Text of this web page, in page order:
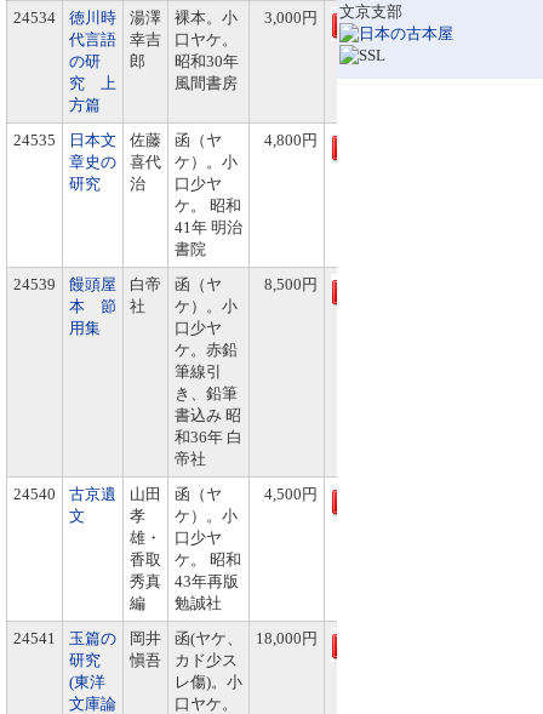
文京支部
24534
徳川時
代言語
の研
究 上
方篇
湯澤
幸吉
郎
裸本。小
口ヤケ。
昭和30年
風間書房
3,000円
24535
日本文
章史の
研究
佐藤
喜代
治
函（ヤ
ケ）。小
口少ヤ
ケ。 昭和
41年 明治
書院
4,800円
24539
饅頭屋
本 節
用集
白帝
社
函（ヤ
ケ）。小
口少ヤ
ケ。赤鉛
筆線引
き、鉛筆
書込み 昭
和36年 白
帝社
8,500円
24540
古京遺
文
山田
孝
雄・
香取
秀真
編
函（ヤ
ケ）。小
口少ヤ
ケ。 昭和
43年再版
勉誠社
4,500円
24541
玉篇の
研究
(東洋
文庫論
岡井
愼吾
函(ヤケ、
カド少ス
レ傷)。小
口ヤケ。
18,000円